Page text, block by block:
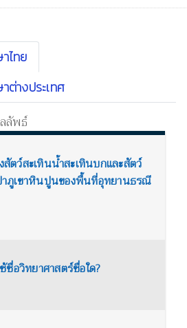
ไทย
ต่างประเทศ
ลัพธ์
ตว์สะเทินน้ำสะเทินบกและสัตว์
าภูเขาหินปูนของพื้นที่อุทยานธรณี
ชื่อวิทยาศาสตร์ชื่อใด?